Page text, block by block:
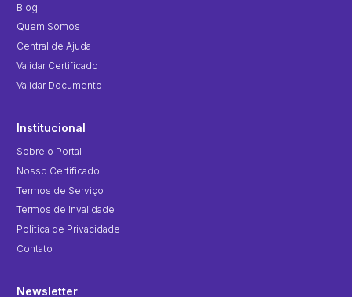
Blog
Quem Somos
Central de Ajuda
Validar Certificado
Validar Documento
Institucional
Sobre o Portal
Nosso Certificado
Termos de Serviço
Termos de Invalidade
Política de Privacidade
Contato
Newsletter